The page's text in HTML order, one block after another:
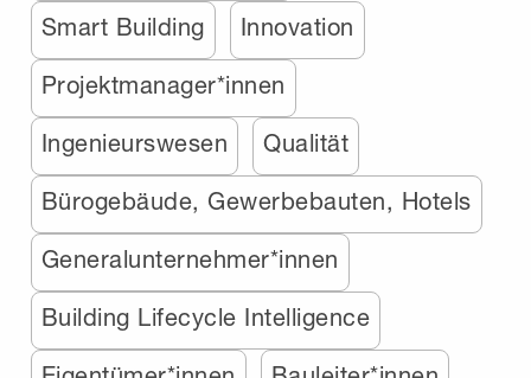
Smart Building Innovation
Projektmanager*innen
Ingenieurswesen Qualität
Bürogebäude, Gewerbebauten, Hotels
Generalunternehmer*innen
Building Lifecycle Intelligence